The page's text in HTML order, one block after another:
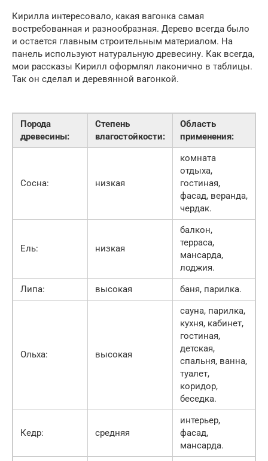
Кирилла интересовало, какая вагонка самая
востребованная и разнообразная. Дерево всегда было
и остается главным строительным материалом. На
панель используют натуральную древесину. Как всегда,
мои рассказы Кирилл оформлял лаконично в таблицы.
Так он сделал и деревянной вагонкой.
Порода
древесины:
Степень
влагостойкости:
Область
применения:
Сосна: низкая
комната
отдыха,
гостиная,
фасад, веранда,
чердак.
Ель: низкая
балкон,
терраса,
мансарда,
лоджия.
Липа:
высокая баня, парилка.
Ольха: высокая
сауна, парилка,
кухня, кабинет,
гостиная,
детская,
спальня, ванна,
туалет,
коридор,
беседка.
Кедр: средняя
интерьер,
фасад,
мансарда.